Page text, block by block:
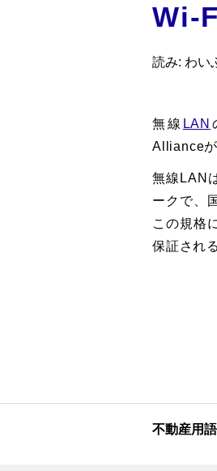
Wi-
読み: わい
無線 LAN
Allianceが
無線LAN
ークで、
この規格
保証される
不動産用